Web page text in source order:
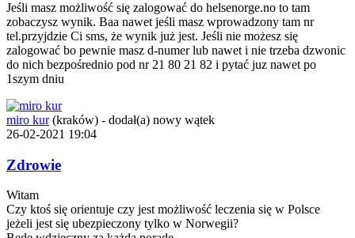
Jeśli masz możliwość się zalogować do helsenorge.no to tam
zobaczysz wynik. Baa nawet jeśli masz wprowadzony tam nr
tel.przyjdzie Ci sms, że wynik już jest. Jeśli nie możesz się
zalogować bo pewnie masz d-numer lub nawet i nie trzeba dzwonic
do nich bezpośrednio pod nr 21 80 21 82 i pytać juz nawet po
1szym dniu
miro kur (kraków) - dodał(a) nowy wątek
26-02-2021 19:04
Zdrowie
Witam
Czy ktoś się orientuje czy jest możliwość leczenia się w Polsce
jeżeli jest się ubezpieczony tylko w Norwegii?